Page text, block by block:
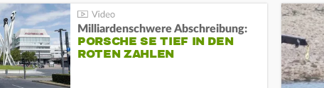
Milliardenschwere Abschreibung:
PORSCHE SE TIEF IN DEN
ROTEN ZAHLEN